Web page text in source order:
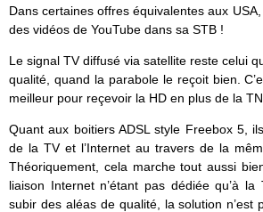
Dans certaines offres équivalentes aux
des vidéos de YouTube dans sa STB !
Le signal TV diffusé via satellite reste celui
qualité, quand la parabole le reçoit bien.
meilleur pour reçevoir la HD en plus de la
Quant aux boitiers ADSL style Freebox 5,
de la TV et l’Internet au travers de la
Théoriquement, cela marche tout aussi
liaison Internet n’étant pas dédiée qu’à
subir des aléas de qualité, la solution n’est